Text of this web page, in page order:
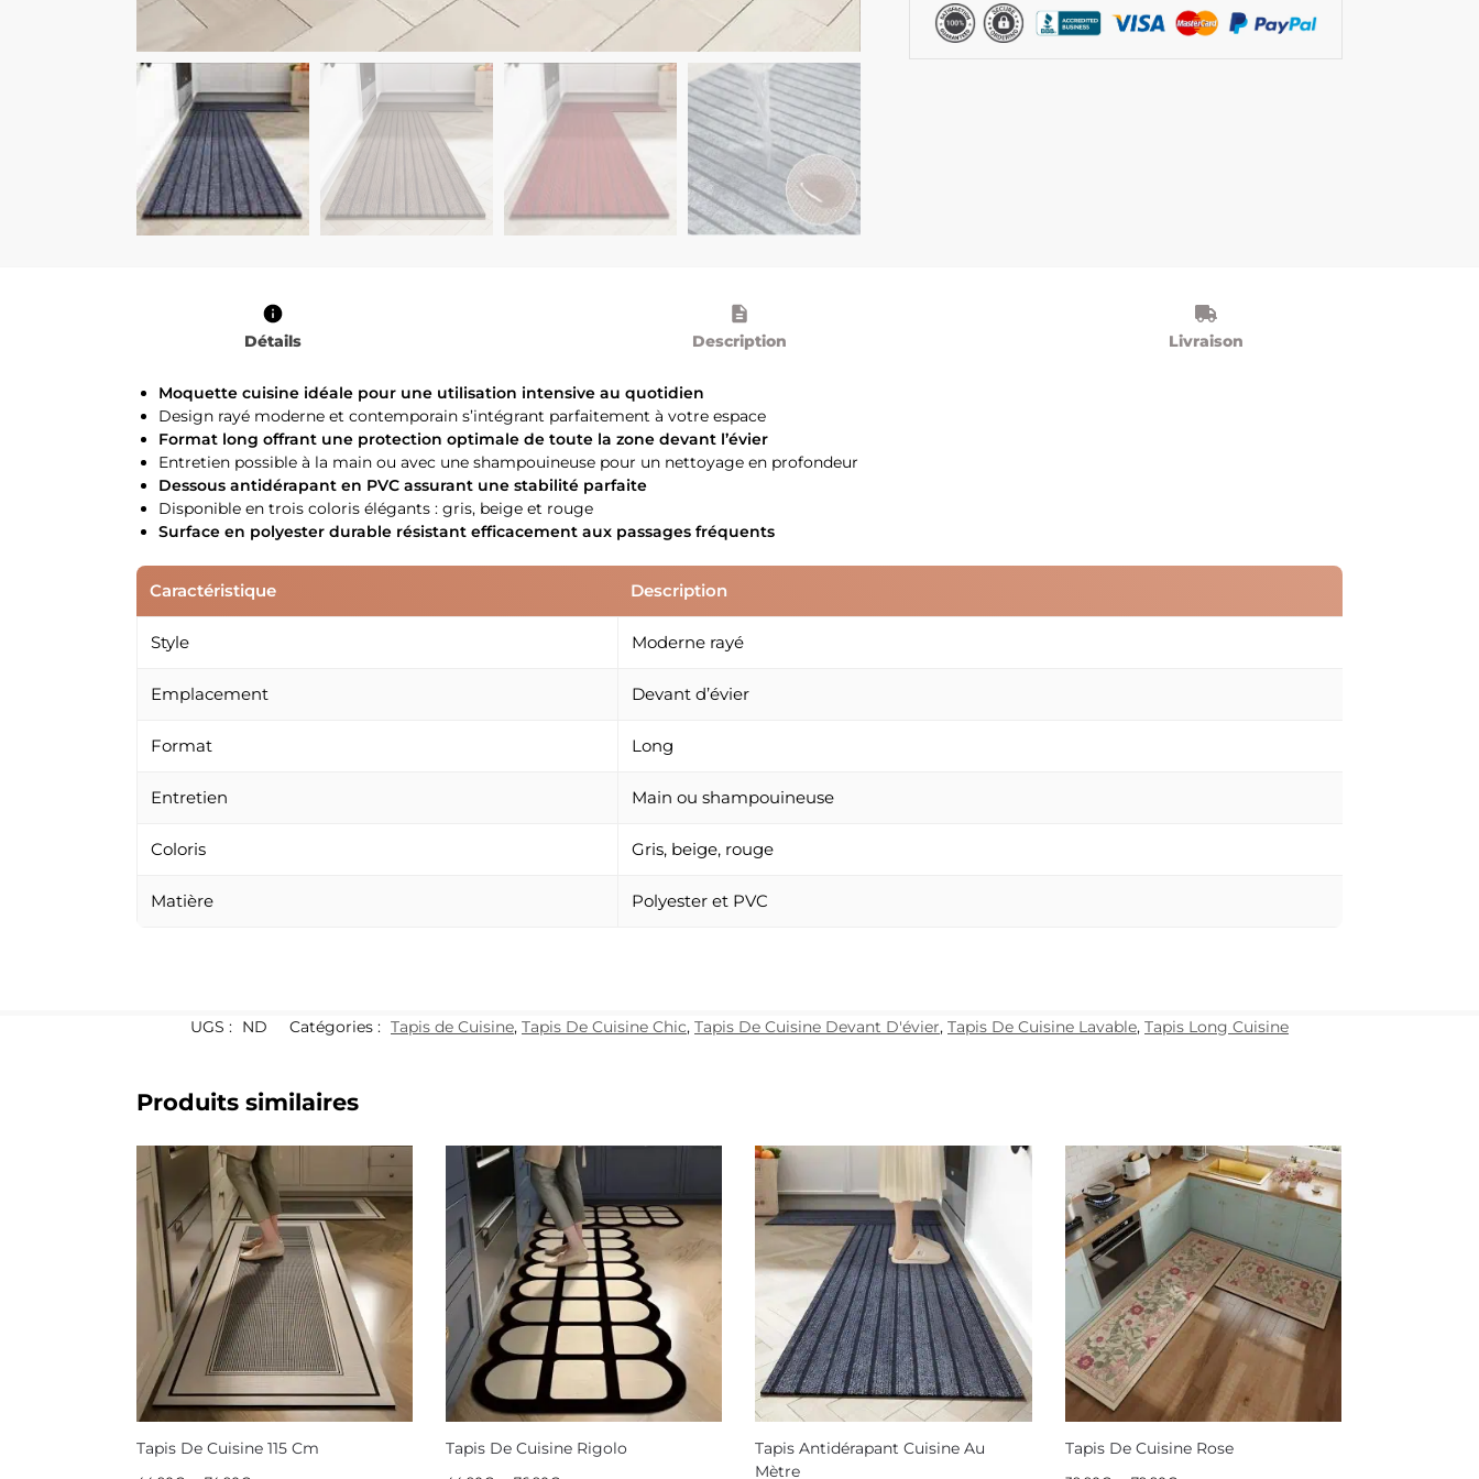
Détails Description Livraison
Moquette cuisine idéale pour une utilisation intensive au quotidien
Design rayé moderne et contemporain s’intégrant parfaitement à votre espace
Format long offrant une protection optimale de toute la zone devant l’évier
Entretien possible à la main ou avec une shampouineuse pour un nettoyage en profondeur
Dessous antidérapant en PVC assurant une stabilité parfaite
Disponible en trois coloris élégants : gris, beige et rouge
Surface en polyester durable résistant efficacement aux passages fréquents
Caractéristique Description
Style Moderne rayé
Emplacement Devant d’évier
Format Long
Entretien Main ou shampouineuse
Coloris Gris, beige, rouge
Matière Polyester et PVC
UGS : ND Catégories : Tapis de Cuisine, Tapis De Cuisine Chic, Tapis De Cuisine Devant D'évier, Tapis De Cuisine Lavable, Tapis Long Cuisine
Produits similaires
Tapis De Cuisine 115 Cm Tapis De Cuisine Rigolo
Tapis Antidérapant Cuisine Au
Mètre
Tapis De Cuisine Rose